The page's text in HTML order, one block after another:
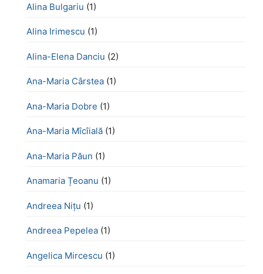
Alina Bulgariu (1)
Alina Irimescu (1)
Alina-Elena Danciu (2)
Ana-Maria Cârstea (1)
Ana-Maria Dobre (1)
Ana-Maria Mîcîială (1)
Ana-Maria Păun (1)
Anamaria Țeoanu (1)
Andreea Nițu (1)
Andreea Pepelea (1)
Angelica Mircescu (1)